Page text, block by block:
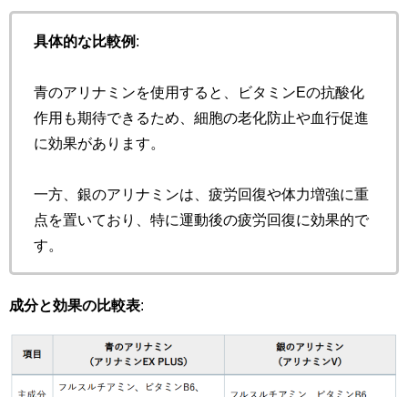
具体的な比較例 :
青のアリナミンを使用すると、ビタミンEの抗酸化
作用も期待できるため、細胞の老化防止や血行促進
に効果があります。
一方、銀のアリナミンは、疲労回復や体力増強に重
点を置いており、特に運動後の疲労回復に効果的で
す。
成分と効果の比較表: